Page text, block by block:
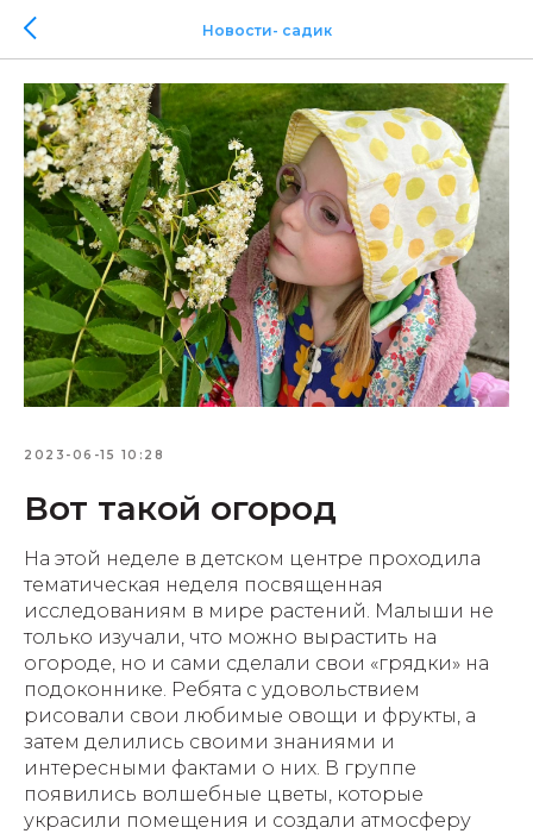
Новости- садик
2023-06-15 10:28
Вот такой огород
На этой неделе в детском центре проходила
тематическая неделя посвященная
исследованиям в мире растений. Малыши не
только изучали, что можно вырастить на
огороде, но и сами сделали свои «грядки» на
подоконнике. Ребята с удовольствием
рисовали свои любимые овощи и фрукты, а
затем делились своими знаниями и
интересными фактами о них. В группе
появились волшебные цветы, которые
украсили помещения и создали атмосферу